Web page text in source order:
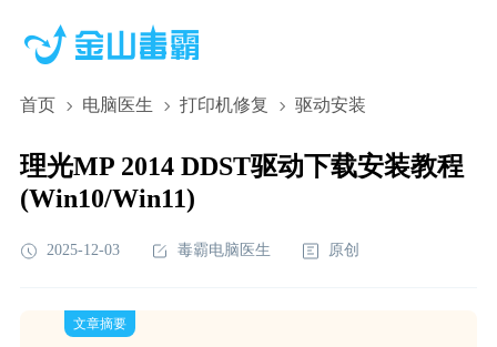
首页 电脑医生 打印机修复 驱动安装
理光MP 2014 DDST驱动下载安装教程
(Win10/Win11)
2025-12-03 毒霸电脑医生 原创
文章摘要